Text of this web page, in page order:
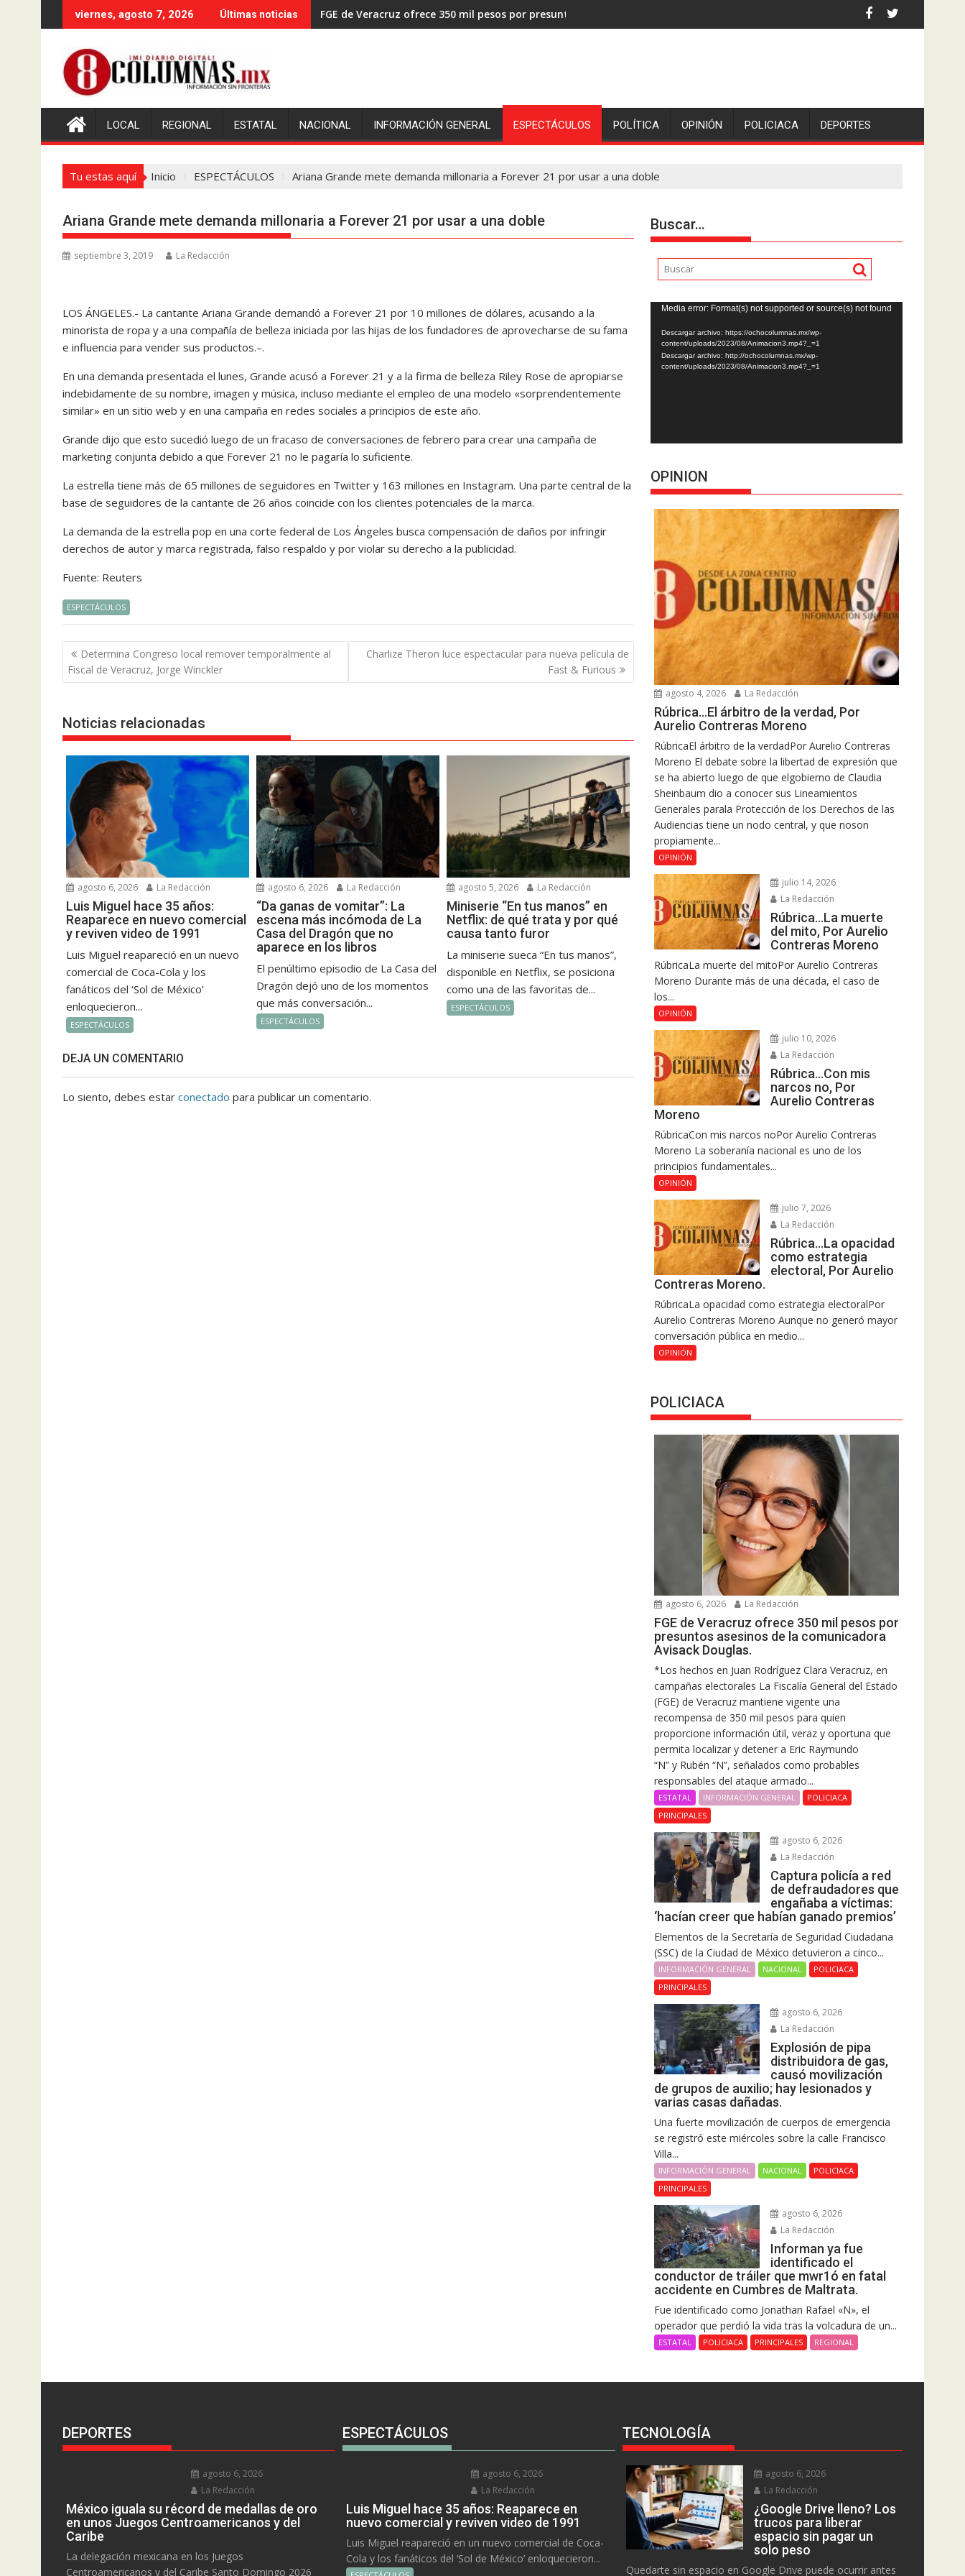
al
viernes, agosto 7, 2026 Últimas noticias FGE de Veracruz ofrece 350 mil pesos por presuntos asesinos de la comunicadora Avisack Douglas.
LOCAL REGIONAL ESTATAL NACIONAL INFORMACIÓN GENERAL ESPECTÁCULOS POLÍTICA OPINIÓN POLICIACA DEPORTES
Tu estas aquí Inicio ESPECTÁCULOS Ariana Grande mete demanda millonaria a Forever 21 por usar a una doble
Ariana Grande mete demanda millonaria a Forever 21 por usar a una doble
septiembre 3, 2019 La Redacción
LOS ÁNGELES.- La cantante Ariana Grande demandó a Forever 21 por 10 millones de dólares, acusando a la
minorista de ropa y a una compañía de belleza iniciada por las hijas de los fundadores de aprovecharse de su fama
e influencia para vender sus productos.–.
En una demanda presentada el lunes, Grande acusó a Forever 21 y a la firma de belleza Riley Rose de apropiarse
indebidamente de su nombre, imagen y música, incluso mediante el empleo de una modelo «sorprendentemente
similar» en un sitio web y en una campaña en redes sociales a principios de este año.
Grande dijo que esto sucedió luego de un fracaso de conversaciones de febrero para crear una campaña de
marketing conjunta debido a que Forever 21 no le pagaría lo suficiente.
La estrella tiene más de 65 millones de seguidores en Twitter y 163 millones en Instagram. Una parte central de la
base de seguidores de la cantante de 26 años coincide con los clientes potenciales de la marca.
La demanda de la estrella pop en una corte federal de Los Ángeles busca compensación de daños por infringir
derechos de autor y marca registrada, falso respaldo y por violar su derecho a la publicidad.
Fuente: Reuters
ESPECTÁCULOS
Navegación
de
entradas
Determina Congreso local remover temporalmente al
Fiscal de Veracruz, Jorge Winckler
Charlize Theron luce espectacular para nueva película de
Fast & Furious
Noticias relacionadas
agosto 6, 2026 La Redacción
Luis Miguel hace 35 años:
Reaparece en nuevo comercial
y reviven video de 1991
Luis Miguel reapareció en un nuevo
comercial de Coca-Cola y los
fanáticos del ‘Sol de México’
enloquecieron...
ESPECTÁCULOS
agosto 6, 2026 La Redacción
“Da ganas de vomitar”: La
escena más incómoda de La
Casa del Dragón que no
aparece en los libros
El penúltimo episodio de La Casa del
Dragón dejó uno de los momentos
que más conversación...
ESPECTÁCULOS
agosto 5, 2026 La Redacción
Miniserie “En tus manos” en
Netflix: de qué trata y por qué
causa tanto furor
La miniserie sueca “En tus manos”,
disponible en Netflix, se posiciona
como una de las favoritas de...
ESPECTÁCULOS
DEJA UN COMENTARIO
Lo siento, debes estar conectado para publicar un comentario.
Buscar…
Reproductor
de
vídeo
Media error: Format(s) not supported or source(s) not found
Descargar archivo: https://ochocolumnas.mx/wp-
content/uploads/2023/08/Animacion3.mp4?_=1
Descargar archivo: http://ochocolumnas.mx/wp-
content/uploads/2023/08/Animacion3.mp4?_=1
OPINION
agosto 4, 2026 La Redacción
Rúbrica…El árbitro de la verdad, Por
Aurelio Contreras Moreno
RúbricaEl árbitro de la verdadPor Aurelio Contreras
Moreno El debate sobre la libertad de expresión que
se ha abierto luego de que elgobierno de Claudia
Sheinbaum dio a conocer sus Lineamientos
Generales parala Protección de los Derechos de las
Audiencias tiene un nodo central, y que noson
propiamente...
OPINIÓN
julio 14, 2026
La Redacción
Rúbrica…La muerte
del mito, Por Aurelio
Contreras Moreno
RúbricaLa muerte del mitoPor Aurelio Contreras
Moreno Durante más de una década, el caso de
los...
OPINIÓN
julio 10, 2026
La Redacción
Rúbrica…Con mis
narcos no, Por
Aurelio Contreras
Moreno
RúbricaCon mis narcos noPor Aurelio Contreras
Moreno La soberanía nacional es uno de los
principios fundamentales...
OPINIÓN
julio 7, 2026
La Redacción
Rúbrica…La opacidad
como estrategia
electoral, Por Aurelio
Contreras Moreno.
RúbricaLa opacidad como estrategia electoralPor
Aurelio Contreras Moreno Aunque no generó mayor
conversación pública en medio...
OPINIÓN
POLICIACA
agosto 6, 2026 La Redacción
FGE de Veracruz ofrece 350 mil pesos por
presuntos asesinos de la comunicadora
Avisack Douglas.
*Los hechos en Juan Rodríguez Clara Veracruz, en
campañas electorales La Fiscalía General del Estado
(FGE) de Veracruz mantiene vigente una
recompensa de 350 mil pesos para quien
proporcione información útil, veraz y oportuna que
permita localizar y detener a Eric Raymundo
“N” y Rubén “N”, señalados como probables
responsables del ataque armado...
ESTATAL INFORMACIÓN GENERAL
POLICIACA
PRINCIPALES
agosto 6, 2026
La Redacción
Captura policía a red
de defraudadores que
engañaba a víctimas:
‘hacían creer que habían ganado premios’
Elementos de la Secretaría de Seguridad Ciudadana
(SSC) de la Ciudad de México detuvieron a cinco...
INFORMACIÓN GENERAL NACIONAL
POLICIACA
PRINCIPALES
agosto 6, 2026
La Redacción
Explosión de pipa
distribuidora de gas,
causó movilización
de grupos de auxilio; hay lesionados y
varias casas dañadas.
Una fuerte movilización de cuerpos de emergencia
se registró este miércoles sobre la calle Francisco
Villa...
INFORMACIÓN GENERAL NACIONAL
POLICIACA
PRINCIPALES
agosto 6, 2026
La Redacción
Informan ya fue
identificado el
conductor de tráiler que mwr1ó en fatal
accidente en Cumbres de Maltrata.
Fue identificado como Jonathan Rafael «N», el
operador que perdió la vida tras la volcadura de un...
ESTATAL POLICIACA PRINCIPALES REGIONAL
DEPORTES
agosto 6, 2026
La Redacción
México iguala su récord de medallas de oro
en unos Juegos Centroamericanos y del
Caribe
La delegación mexicana en los Juegos
Centroamericanos y del Caribe Santo Domingo 2026
ESPECTÁCULOS
agosto 6, 2026
La Redacción
Luis Miguel hace 35 años: Reaparece en
nuevo comercial y reviven video de 1991
Luis Miguel reapareció en un nuevo comercial de Coca-
Cola y los fanáticos del ‘Sol de México’ enloquecieron...
TECNOLOGÍA
agosto 6, 2026
La Redacción
¿Google Drive lleno? Los
trucos para liberar
espacio sin pagar un
solo peso
Quedarte sin espacio en Google Drive puede ocurrir antes